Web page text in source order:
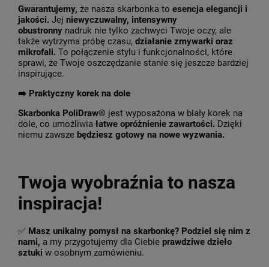
Gwarantujemy, że nasza skarbonka to esencja elegancji i
jakości. Jej niewyczuwalny, intensywny
obustronny nadruk nie tylko zachwyci Twoje oczy, ale
także wytrzyma próbę czasu, działanie zmywarki oraz
mikrofali. To połączenie stylu i funkcjonalności, które
sprawi, że Twoje oszczędzanie stanie się jeszcze bardziej
inspirujące.
➡️ Praktyczny korek na dole
Skarbonka PoliDraw® jest wyposażona w biały korek na
dole, co umożliwia łatwe opróżnienie zawartości. Dzięki
niemu zawsze będziesz gotowy na nowe wyzwania.
Twoja wyobraźnia to nasza
inspiracja!
✅ Masz unikalny pomysł na skarbonkę? Podziel się nim z
nami, a my przygotujemy dla Ciebie prawdziwe dzieło
sztuki w osobnym zamówieniu.